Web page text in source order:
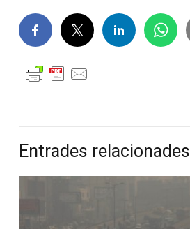
Entrades relacionades